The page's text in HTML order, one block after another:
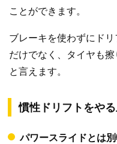
ことができます。
ブレーキを使わずにド
だけでなく、タイヤも
と言えます。
慣性ドリフトをや
パワースライドとは